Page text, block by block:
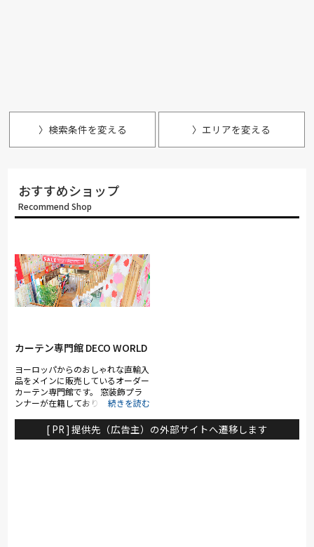
〉検索条件を変える 〉エリアを変える
おすすめショップ
Recommend Shop
カーテン専門館 DECO WORLD
ヨーロッパからのおしゃれな直輸入
品をメインに販売しているオーダー
カーテン専門館です。 窓装飾プラ
ンナーが在籍しており、素敵な窓周
た、縫製加工は自社工場で一点一点
丁寧に仕上げているため、お客様の
[ PR ] 提供先（広告主）の外部サイトへ遷移します